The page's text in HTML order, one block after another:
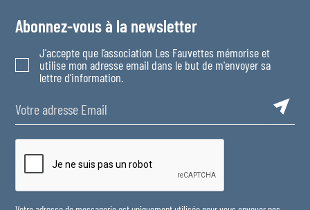
Abonnez-vous à la newsletter
J'accepte que l’association Les Fauvettes mémorise et
utilise mon adresse email dans le but de m'envoyer sa
lettre d’information.